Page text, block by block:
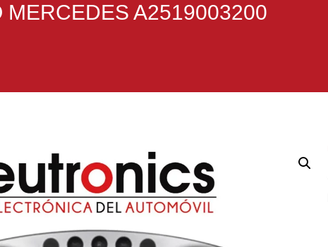
MERCEDES A2519003200